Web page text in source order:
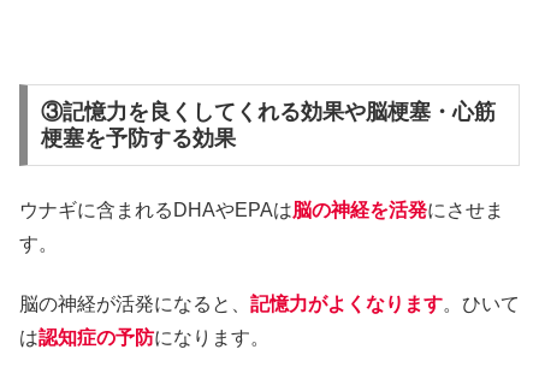
③記憶力を良くしてくれる効果や脳梗塞・心筋
梗塞を予防する効果
ウナギに含まれるDHAやEPAは脳の神経を活発にさせま
す。
脳の神経が活発になると、 記憶力がよくなります。ひいて
は認知症の予防になります。